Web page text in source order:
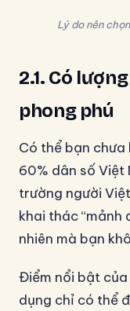
Lý do nên
2.1. Có
phong phú
Có thể bạn chưa
60% dân số Việt
trường người
khai thác “mảnh
nhiên mà bạn
Điểm nổi bật
dụng chỉ có thể